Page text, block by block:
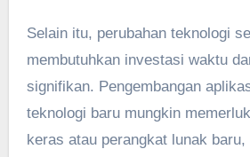
Selain itu, perubahan teknologi
membutuhkan investasi waktu
signifikan. Pengembangan
teknologi baru mungkin
keras atau perangkat lunak baru,